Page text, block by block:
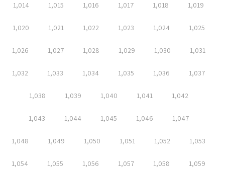
1,014 1,015 1,016 1,017 1,018 1,019
1,020 1,021 1,022 1,023 1,024 1,025
1,026 1,027 1,028 1,029 1,030 1,031
1,032 1,033 1,034 1,035 1,036 1,037
1,038 1,039 1,040 1,041 1,042
1,043 1,044 1,045 1,046 1,047
1,048 1,049 1,050 1,051 1,052 1,053
1,054 1,055 1,056 1,057 1,058 1,059